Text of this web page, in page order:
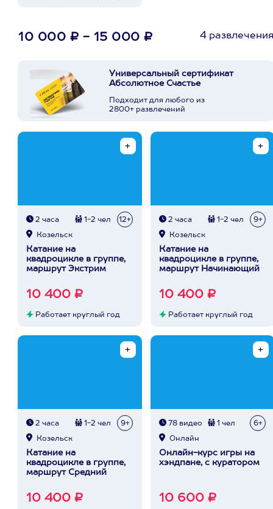
10 000 ₽ - 15 000 ₽ 4
Универсальный сертификат
Абсолютное Счастье
Подходит для любого из
2800+ развлечений
2 часа 1-2 чел 12+
Козельск
Катание на
квадроцикле в группе,
маршрут Экстрим
10 400 ₽
Работает круглый год
2 часа 1-2 чел 9+
Козельск
Катание на
квадроцикле в группе,
маршрут Начинающий
10 400 ₽
Работает круглый год
2 часа 1-2 чел 9+
Козельск
Катание на
квадроцикле в группе,
маршрут Средний
10 400 ₽
78 видео 1 чел 6+
Онлайн
Онлайн-курс игры на
хэндпане, с куратором
10 600 ₽